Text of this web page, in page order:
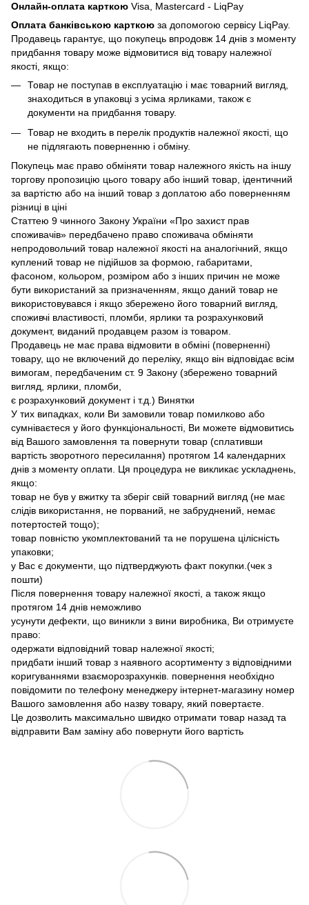
Онлайн-оплата карткою Visa, Mastercard - LiqPay
Оплата банківською карткою за допомогою сервісу LiqPay.
Продавець гарантує, що покупець впродовж 14 днів з моменту
придбання товару може відмовитися від товару належної
якості, якщо:
Товар не поступав в експлуатацію і має товарний вигляд,
знаходиться в упаковці з усіма ярликами, також є
документи на придбання товару.
Товар не входить в перелік продуктів належної якості, що
не підлягають поверненню і обміну.
Покупець має право обміняти товар належного якість на іншу
торгову пропозицію цього товару або інший товар, ідентичний
за вартістю або на інший товар з доплатою або поверненням
різниці в ціні
Статтею 9 чинного Закону України «Про захист прав
споживачів» передбачено право споживача обміняти
непродовольчий товар належної якості на аналогічний, якщо
куплений товар не підійшов за формою, габаритами,
фасоном, кольором, розміром або з інших причин не може
бути використаний за призначенням, якщо даний товар не
використовувався і якщо збережено його товарний вигляд,
споживчі властивості, пломби, ярлики та розрахунковий
документ, виданий продавцем разом із товаром.
Продавець не має права відмовити в обміні (поверненні)
товару, що не включений до переліку, якщо він відповідає всім
вимогам, передбаченим ст. 9 Закону (збережено товарний
вигляд, ярлики, пломби,
є розрахунковий документ і т.д.) Винятки
У тих випадках, коли Ви замовили товар помилково або
сумніваєтеся у його функціональності, Ви можете відмовитись
від Вашого замовлення та повернути товар (сплативши
вартість зворотного пересилання) протягом 14 календарних
днів з моменту оплати. Ця процедура не викликає ускладнень,
якщо:
товар не був у вжитку та зберіг свій товарний вигляд (не має
слідів використання, не порваний, не забруднений, немає
потертостей тощо);
товар повністю укомплектований та не порушена цілісність
упаковки;
у Вас є документи, що підтверджують факт покупки.(чек з
пошти)
Після повернення товару належної якості, а також якщо
протягом 14 днів неможливо
усунути дефекти, що виникли з вини виробника, Ви отримуєте
право:
одержати відповідний товар належної якості;
придбати інший товар з наявного асортименту з відповідними
коригуваннями взаєморозрахунків. повернення необхідно
повідомити по телефону менеджеру інтернет-магазину номер
Вашого замовлення або назву товару, який повертаєте.
Це дозволить максимально швидко отримати товар назад та
відправити Вам заміну або повернути його вартість